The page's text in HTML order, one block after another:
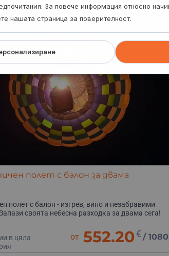
полет с балон за двама
полет с балон - изгрев, вино и незабравими
своята небесна разходка за двама сега!
в цяла
от 552.20 € /
За повече информация относно
нашата страница за поверителност.